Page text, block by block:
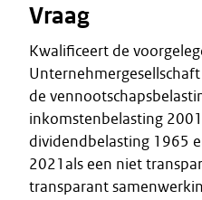
Vraag
Kwalificeert de
de
inkomstenbelasting
dividendbelasting 1965
2021als een niet
transparant